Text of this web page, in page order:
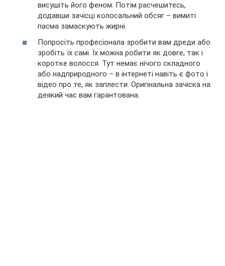
висушіть його феном. Потім расчешитесь,
додавши зачісці колосальний обсяг – вимиті
пасма замаскують жирні.
Попросіть професіонала зробити вам дреди або
зробіть їх самі. Їх можна робити як довге, так і
коротке волосся. Тут немає нічого складного
або надприродного – в інтернеті навіть є фото і
відео про те, як заплести. Оригінальна зачіска на
деякий час вам гарантована.